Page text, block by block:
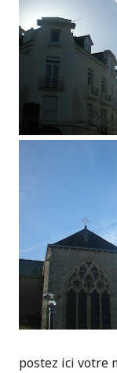
postez ici votre